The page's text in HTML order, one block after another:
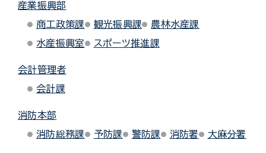
産業振興部
商工政策課
観光振興課
農林水産課
水産振興室
スポーツ推進課
会計管理者
会計課
消防本部
消防総務課
予防課 警防課 消防署 大麻分署